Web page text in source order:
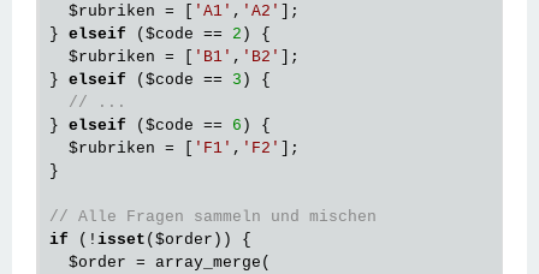
$rubriken = [ 'A1' , 'A2'
];
} elseif ( $code == 2 ) {
$rubriken = [ 'B1' , 'B2'
];
} elseif ( $code == 3 ) {
// ...
} elseif ( $code == 6 ) {
$rubriken = [ 'F1' , 'F2'
];
}
// Alle Fragen sammeln und mischen
if (! isset ( $order )) {
$order = array_merge(